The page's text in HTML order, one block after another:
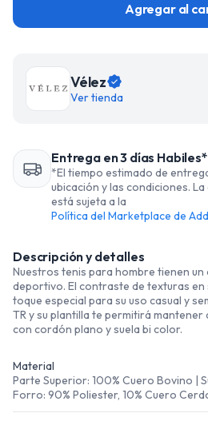
Agregar al
Vélez
Ver tienda
Entrega en 3 días Habiles*
*El tiempo estimado de
ubicación y las condiciones.
está sujeta a la
Política del Marketplace de
Descripción y detalles
Nuestros tenis para hombre tienen
deportivo. El contraste de texturas en
toque especial para su uso casual y
TR y su plantilla te permitirá
con cordón plano y suela bi color.
Material
Parte Superior: 100% Cuero Bovino |
Forro: 90% Poliester, 10% Cuero